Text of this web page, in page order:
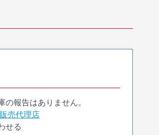
報告はありません。
売代理店
せる